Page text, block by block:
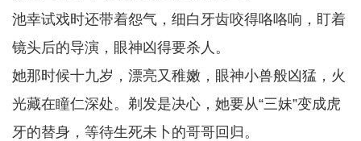
池幸试戏时还带着怨气，细白牙齿咬得咯咯响，盯着
镜头后的导演，眼神凶得要杀人。
她那时候十九岁，漂亮又稚嫩，眼神小兽般凶猛，火
光藏在瞳仁深处。剃发是决心，她要从“三妹”变成虎
牙的替身，等待生死未卜的哥哥回归。